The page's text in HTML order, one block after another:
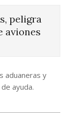
peligra
aviones
aduaneras y
ayuda.